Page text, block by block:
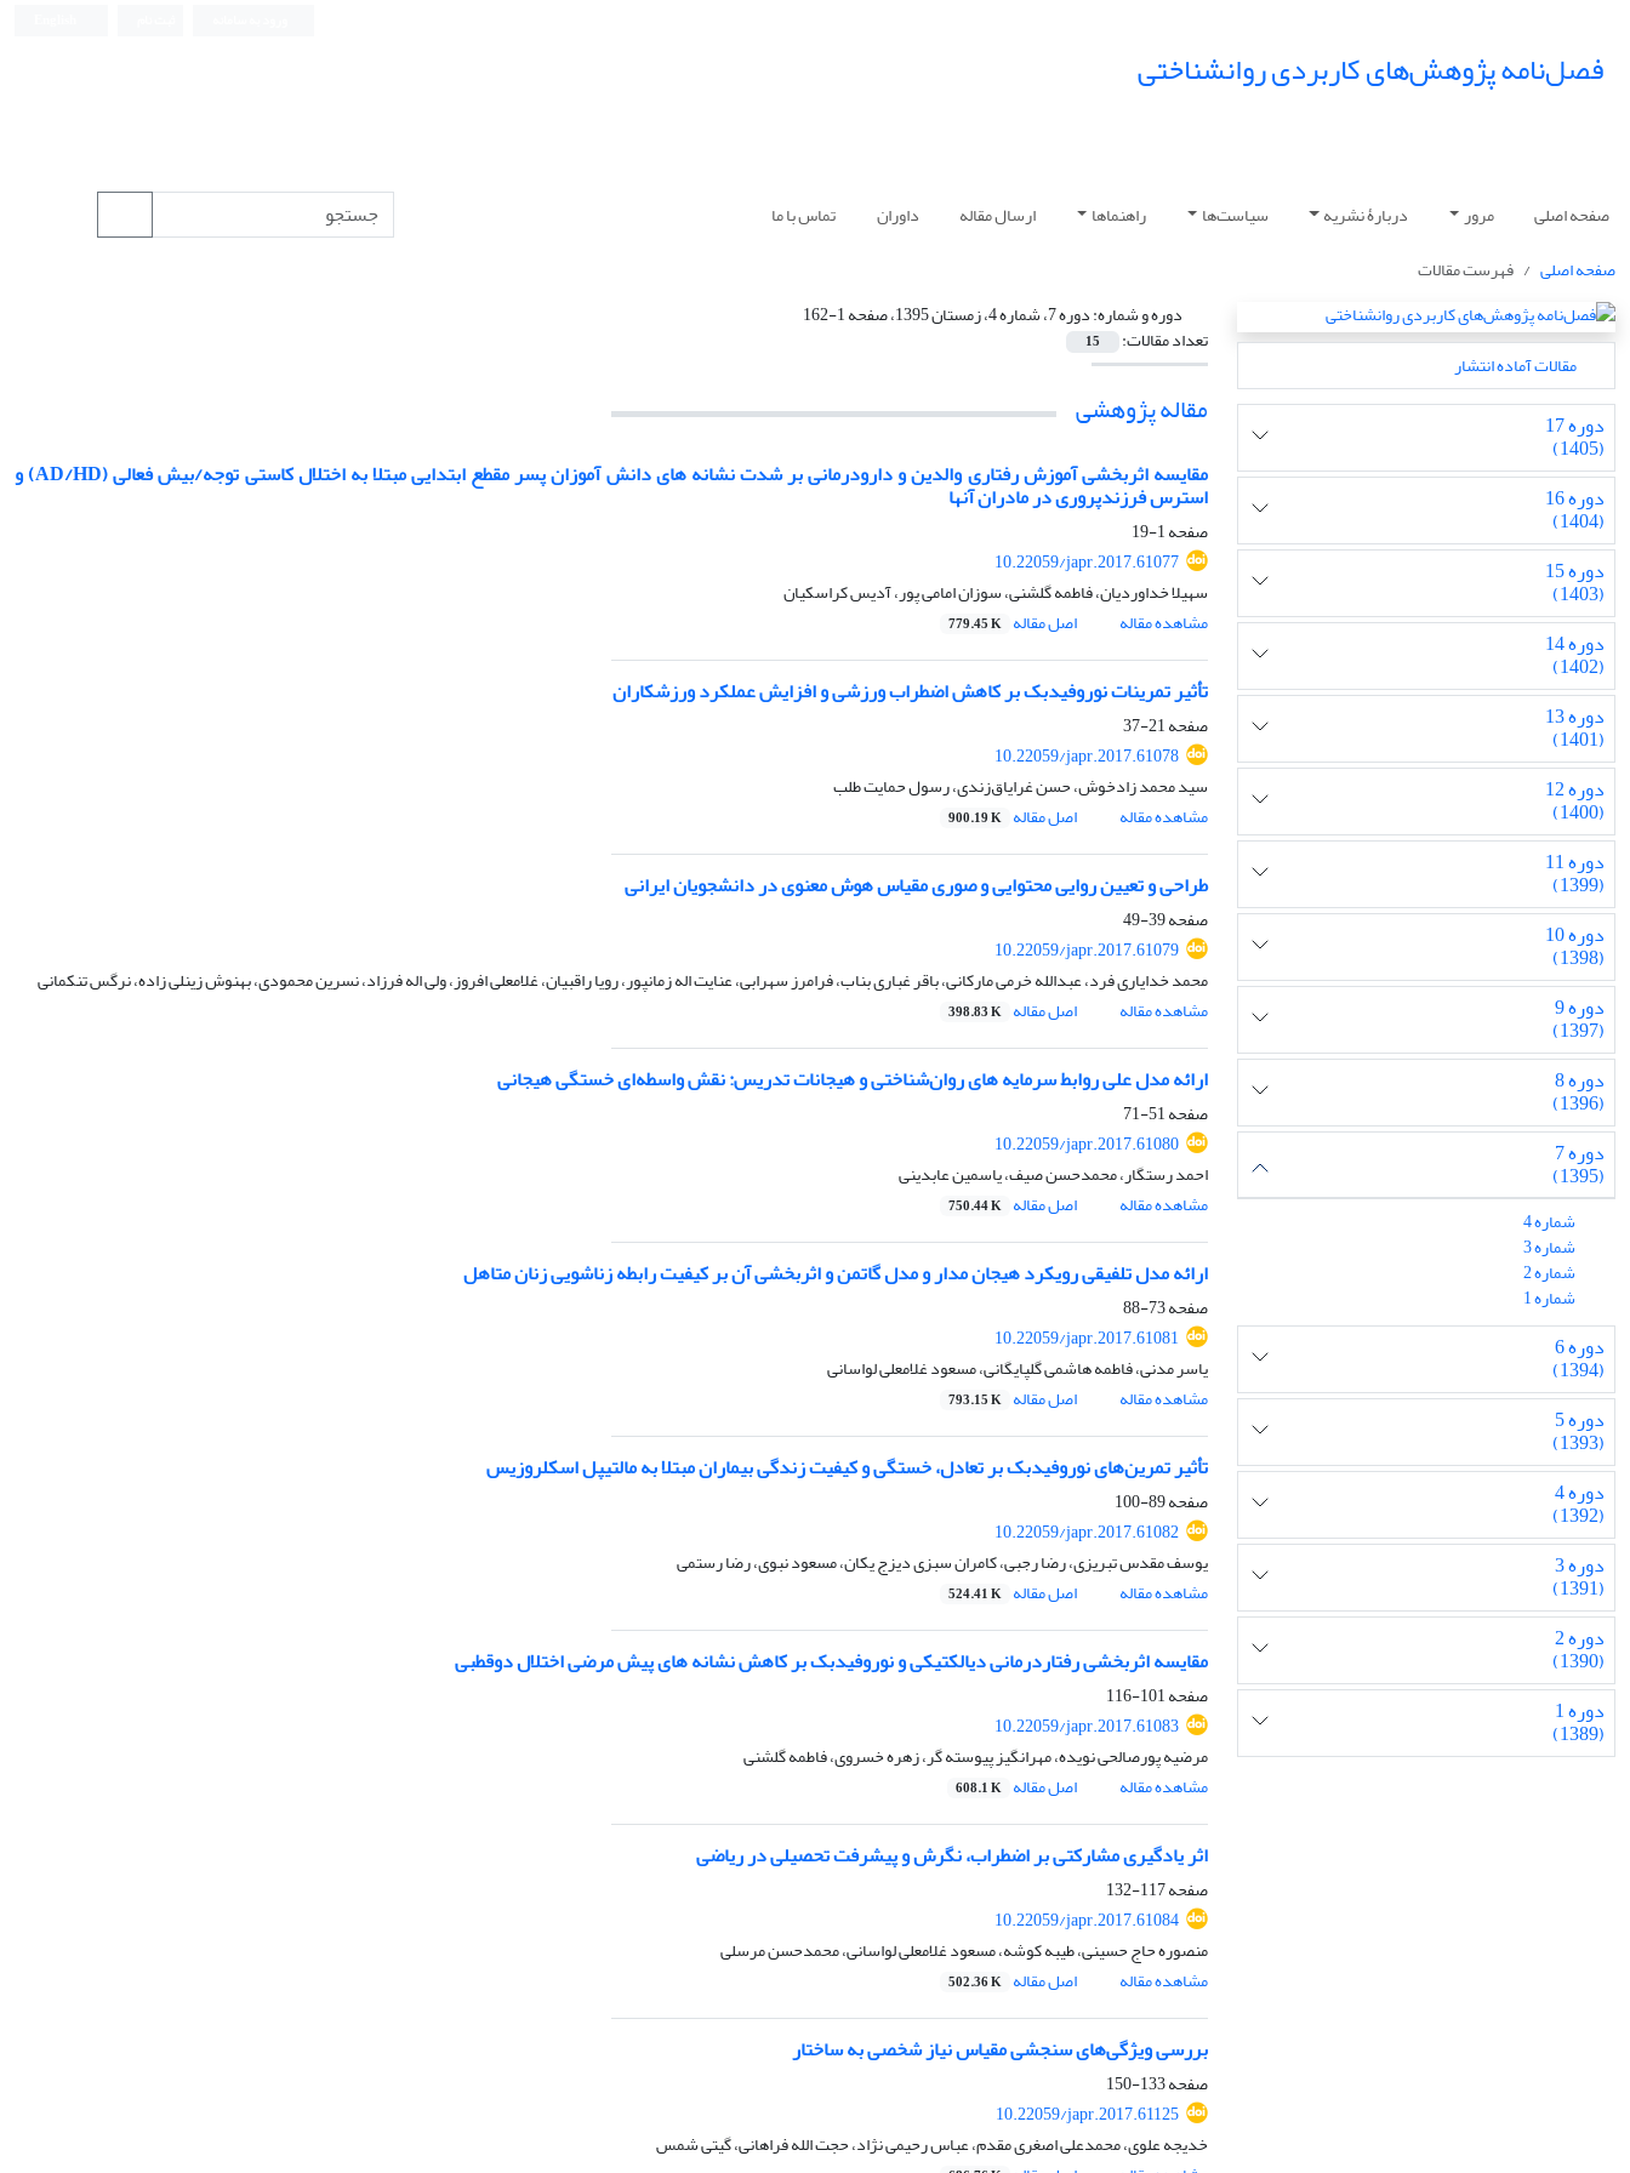
فصل‌نامه پژوهش‌های کاربردی روانشناختی
صفحه اصلی مرور دربارۀ نشریه سیاست‌ها راهنماها ارسال مقاله داوران
تماس با ما
صفحه اصلی
فهرست مقالات
مقالات آماده انتشار
دوره 17
(1405)
دوره 16
(1404)
دوره 15
(1403)
دوره 14
(1402)
دوره 13
(1401)
دوره 12
(1400)
دوره 11
(1399)
دوره 10
(1398)
دوره 9
(1397)
دوره 8
(1396)
دوره 7
(1395)
شماره 4
شماره 3
شماره 2
شماره 1
دوره 6
(1394)
دوره 5
(1393)
دوره 4
(1392)
دوره 3
(1391)
دوره 2
(1390)
دوره 1
(1389)
دوره و شماره:دوره 7، شماره 4، زمستان 1395، صفحه 1-162
تعداد مقالات: 15
مقاله پژوهشی
مقایسه اثربخشی آموزش رفتاری والدین و دارودرمانی بر شدت نشانه های دانش آموزان پسر مقطع ابتدایی مبتلا به اختلال کاستی توجه/بیش فعالی (AD/HD) و
استرس فرزندپروری در مادران آنها
صفحه1-19
10.22059/japr.2017.61077
سهیلا خداوردیان، فاطمه گلشنی، سوزان امامی پور، آدیس کراسکیان
مشاهده مقاله
اصل مقاله 779.45 K
تأثیر تمرینات نوروفیدبک بر کاهش اضطراب ورزشی و افزایش عملکرد ورزشکاران
صفحه21-37
10.22059/japr.2017.61078
سید محمد زادخوش، حسن غرایاق‌زندی، رسول حمایت طلب
مشاهده مقاله
اصل مقاله 900.19 K
طراحی و تعیین روایی محتوایی و صوری مقیاس هوش معنوی در دانشجویان ایرانی
صفحه39-49
10.22059/japr.2017.61079
محمد خدایاری فرد، عبدالله خرمی مارکانی، باقر غباری بناب، فرامرز سهرابی، عنایت اله زمانپور، رویا راقبیان، غلامعلی افروز، ولی اله فرزاد، نسرین محمودی، بهنوش زینلی زاده، نرگس تنکمانی
مشاهده مقاله
اصل مقاله 398.83 K
ارائه مدل علی روابط سرمایه های روان‌شناختی و هیجانات تدریس: نقش واسطه‌ای خستگی هیجانی
صفحه51-71
10.22059/japr.2017.61080
احمد رستگار، محمدحسن صیف، یاسمین عابدینی
مشاهده مقاله
اصل مقاله 750.44 K
ارائه مدل تلفیقی رویکرد هیجان مدار و مدل گاتمن و اثربخشی آن بر کیفیت رابطه زناشویی زنان متاهل
صفحه73-88
10.22059/japr.2017.61081
یاسر مدنی، فاطمه هاشمی گلپایگانی، مسعود غلامعلی لواسانی
مشاهده مقاله
اصل مقاله 793.15 K
تأثیر تمرین‌های نوروفیدبک بر تعادل، خستگی و کیفیت زندگی بیماران مبتلا به مالتیپل اسکلروزیس
صفحه89-100
10.22059/japr.2017.61082
یوسف مقدس تبریزی، رضا رجبی، کامران سبزی دیزج یکان، مسعود نبوی، رضا رستمی
مشاهده مقاله
اصل مقاله 524.41 K
مقایسه اثربخشی رفتاردرمانی دیالکتیکی و نوروفیدبک بر کاهش نشانه های پیش مرضی اختلال دوقطبی
صفحه101-116
10.22059/japr.2017.61083
مرضیه پورصالحی نویده، مهرانگیز پیوسته گر، زهره خسروی، فاطمه گلشنی
مشاهده مقاله
اصل مقاله 608.1 K
اثر یادگیری مشارکتی بر اضطراب، نگرش و پیشرفت تحصیلی در ریاضی
صفحه117-132
10.22059/japr.2017.61084
منصوره حاج حسینی، طیبه کوشه، مسعود غلامعلی لواسانی، محمدحسن مرسلی
مشاهده مقاله
اصل مقاله 502.36 K
بررسی ویژگی‌های سنجشی مقیاس نیاز شخصی به ساختار
صفحه133-150
10.22059/japr.2017.61125
خدیجه علوی، محمدعلی اصغری مقدم، عباس رحیمی نژاد، حجت الله فراهانی، گیتی شمس